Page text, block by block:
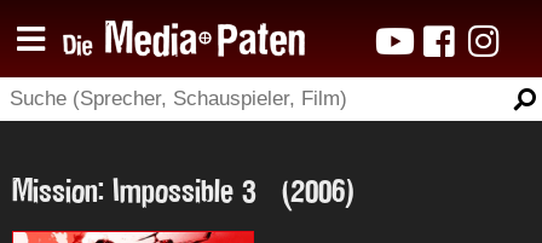
Mission: Impossible 3 (2006)